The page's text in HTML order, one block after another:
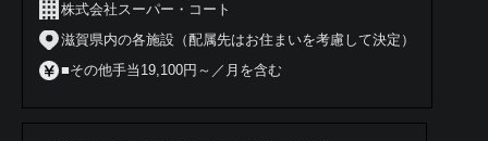
株式会社スーパー・コート
滋賀県内の各施設（配属先はお住まいを考慮して決定）
■その他手当19,100円～／月を含む